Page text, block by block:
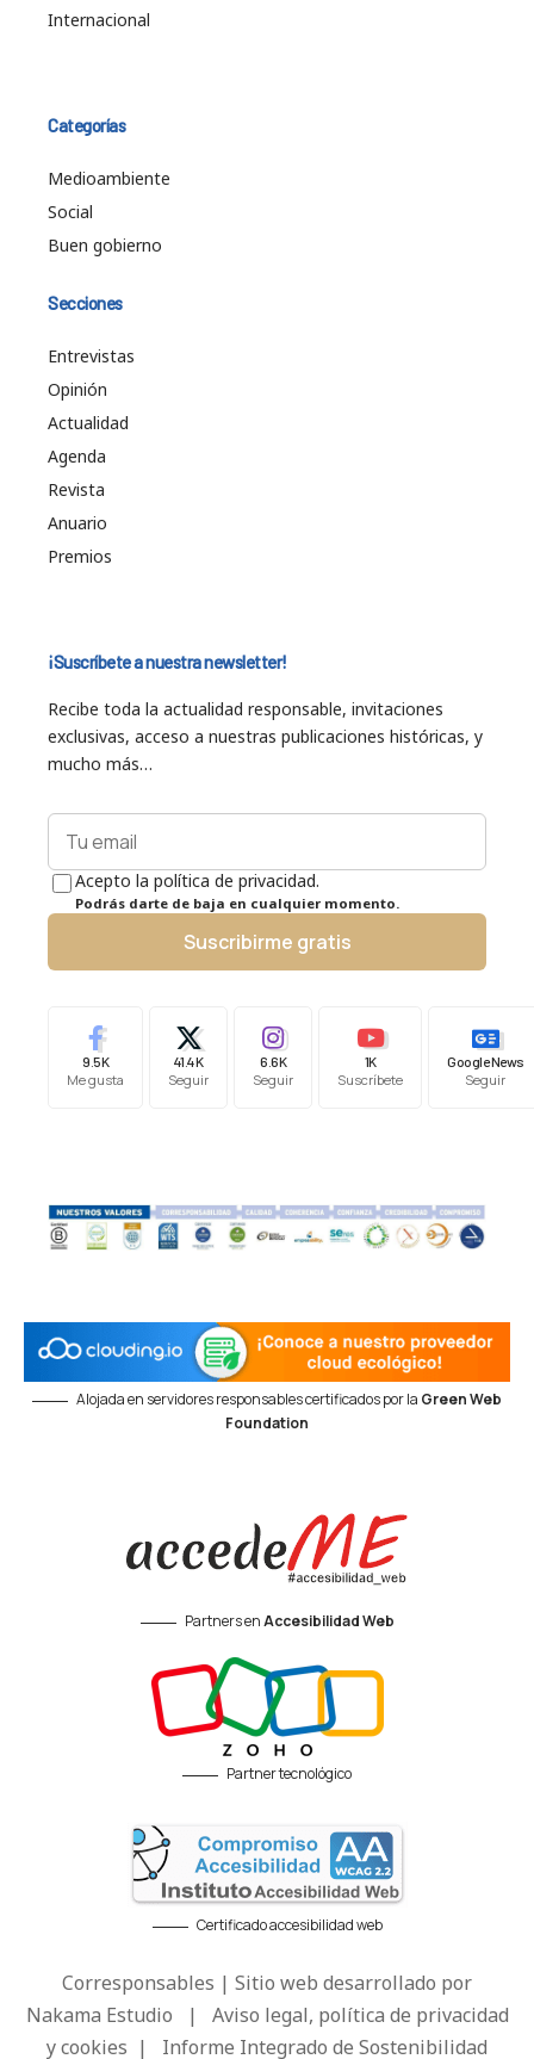
Internacional
Categorías
Medioambiente
Social
Buen gobierno
Secciones
Entrevistas
Opinión
Actualidad
Agenda
Revista
Anuario
Premios
¡Suscríbete a nuestra newsletter!
Recibe toda la actualidad responsable, invitaciones
exclusivas, acceso a nuestras publicaciones históricas, y
mucho más…
Acepto la política de privacidad.
Podrás darte de baja en cualquier momento.
Suscribirme gratis
9.5K
Me gusta
41.4K
Seguir
6.6K
Seguir
1K
Suscríbete
Google News
Seguir
Alojada en servidores responsables certificados por la Green Web
Foundation
Partners enAccesibilidad Web
Partner tecnológico
Certificado accesibilidad web
Corresponsables | Sitio web desarrollado por
Nakama Estudio | Aviso legal, política de privacidad
y cookies | Informe Integrado de Sostenibilidad